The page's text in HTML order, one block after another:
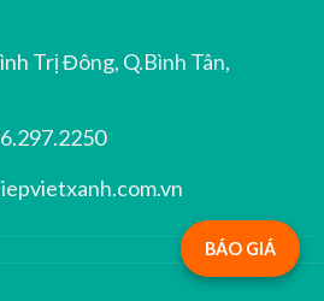
Trị Đông, Q.Bình Tân,
BÁO GIÁ